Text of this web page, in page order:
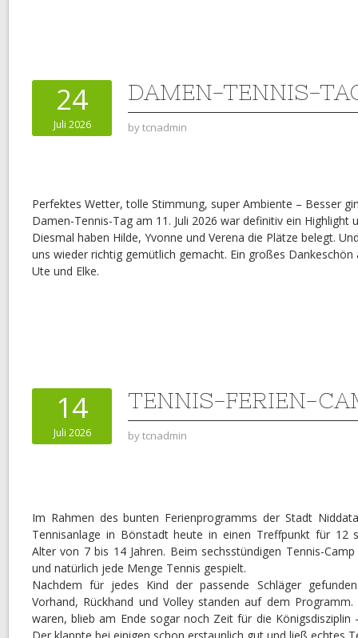
24
Juli 2026
DAMEN-TENNIS-
bytcnadmin
Perfektes Wetter, tolle Stimmung, super Ambiente – Besser
Damen-Tennis-Tag am 11. Juli 2026 war definitiv ein Highlight
Diesmal haben Hilde, Yvonne und Verena die Plätze belegt.
uns wieder richtig gemütlich gemacht. Ein großes
Ute und Elke.
14
Juli 2026
TENNIS-FERIEN-
bytcnadmin
Im Rahmen des bunten Ferienprogramms der Stadt
Tennisanlage in Bönstadt heute in einen Treffpunkt für 12
Alter von 7 bis 14 Jahren. Beim sechsstündigen Tennis-
und natürlich jede Menge Tennis gespielt.
Nachdem für jedes Kind der passende Schläger
Vorhand, Rückhand und Volley standen auf dem
waren, blieb am Ende sogar noch Zeit für die Königsdisziplin